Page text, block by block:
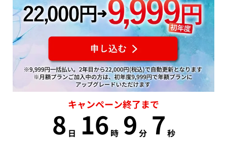
キャンペーン終了まで
8 日 16 時 9 分 6 秒